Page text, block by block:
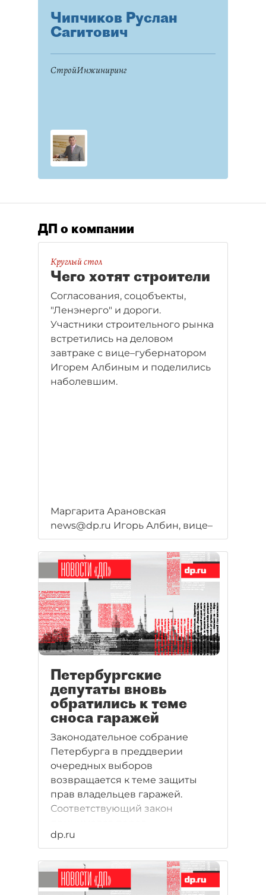
Чипчиков Руслан
Сагитович
СтройИнжиниринг
ДП о компании
Круглый стол
Чего хотят строители
Согласования, соцобъекты,
"Ленэнерго" и дороги.
Участники строительного рынка
встретились на деловом
завтраке с вице–губернатором
Игорем Албиным и поделились
наболевшим.
Маргарита Арановская
news@dp.ru Игорь Албин, вице–
Петербургские
депутаты вновь
обратились к теме
сноса гаражей
Законодательное собрание
Петербурга в преддверии
очередных выборов
возвращается к теме защиты
прав владельцев гаражей.
Соответствующий закон
парламентскими выборами, но
гаражники считают его сырым.
dp.ru